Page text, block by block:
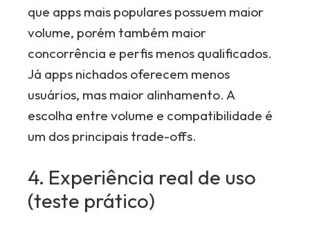
que apps mais populares possuem maior
volume, porém também maior
concorrência e perfis menos qualificados.
Já apps nichados oferecem menos
usuários, mas maior alinhamento. A
escolha entre volume e compatibilidade é
um dos principais trade-offs.
4. Experiência real de uso
(teste prático)